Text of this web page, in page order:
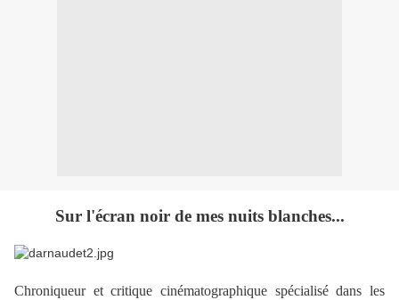
Sur l'écran noir de mes nuits blanches...
Chroniqueur et critique cinématographique spécialisé dans les